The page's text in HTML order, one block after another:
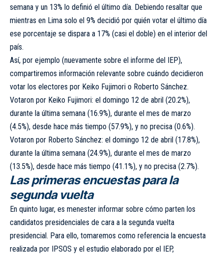
semana y un 13% lo definió el último día. Debiendo resaltar que
mientras en Lima solo el 9% decidió por quién votar el último día
ese porcentaje se dispara a 17% (casi el doble) en el interior del
país.
Así, por ejemplo (nuevamente sobre el informe del IEP),
compartiremos información relevante sobre cuándo decidieron
votar los electores por Keiko Fujimori o Roberto Sánchez.
Votaron por Keiko Fujimori: el domingo 12 de abril (20.2%),
durante la última semana (16.9%), durante el mes de marzo
(4.5%), desde hace más tiempo (57.9%), y no precisa (0.6%).
Votaron por Roberto Sánchez: el domingo 12 de abril (17.8%),
durante la última semana (24.9%), durante el mes de marzo
(13.5%), desde hace más tiempo (41.1%), y no precisa (2.7%).
Las primeras encuestas para la
segunda vuelta
En quinto lugar, es menester informar sobre cómo parten los
candidatos presidenciales de cara a la segunda vuelta
presidencial. Para ello, tomaremos como referencia la encuesta
realizada por IPSOS y el estudio elaborado por el IEP,